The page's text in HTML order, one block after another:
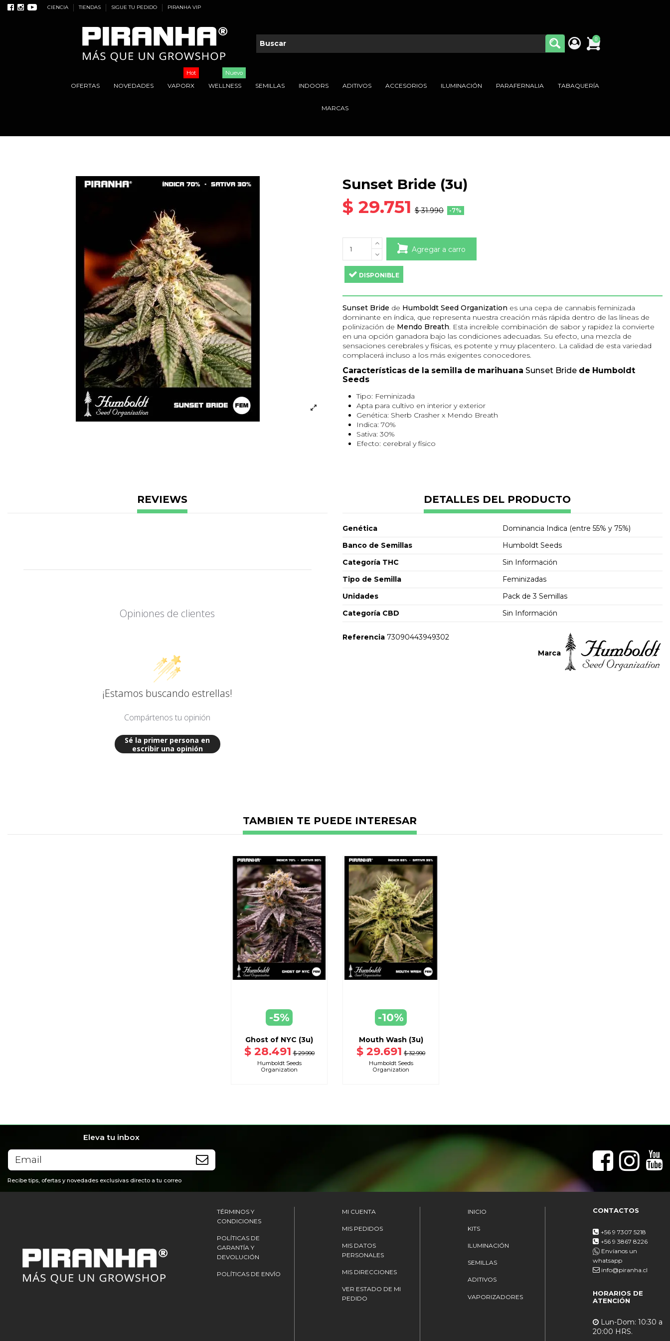
CIENCIA TIENDAS SIGUE TU PEDIDO PIRANHA VIP
0
OFERTAS NOVEDADES VAPORX
Hot
WELLNESS
Nuevo
SEMILLAS INDOORS ADITIVOS ACCESORIOS ILUMINACIÓN PARAFERNALIA TABAQUERÍA
MARCAS
Sunset Bride (3u)
$ 29.751 $ 31.990 -7%
Agregar a carro
DISPONIBLE
Sunset Bride de Humboldt Seed Organization es una cepa de cannabis feminizada
dominante en índica, que representa nuestra creación más rápida dentro de las líneas de
polinización de Mendo Breath. Esta increíble combinación de sabor y rapidez la convierte
en una opción ganadora bajo las condiciones adecuadas. Su efecto, una mezcla de
sensaciones cerebrales y físicas, es potente y muy placentero. La calidad de esta variedad
complacerá incluso a los más exigentes conocedores.
Características de la semilla de marihuana Sunset Bride de Humboldt
Seeds
Tipo: Feminizada
Apta para cultivo en interior y exterior
Genética: Sherb Crasher x Mendo Breath
Indica: 70%
Sativa: 30%
Efecto: cerebral y físico
REVIEWS
Opiniones de clientes
¡Estamos buscando estrellas!
Compártenos tu opinión
Sé la primer persona en
escribir una opinión
DETALLES DEL PRODUCTO
Genética
Dominancia Indica (entre 55% y 75%)
Banco de Semillas
Humboldt Seeds
Categoría THC
Sin Información
Tipo de Semilla
Feminizadas
Unidades
Pack de 3 Semillas
Categoría CBD
Sin Información
Marca
Referencia 73090443949302
TAMBIEN TE PUEDE INTERESAR
-5%
AGREGAR
A CARRO
Ghost of NYC (3u)
$ 28.491 $ 29.990
Humboldt Seeds
Organization
-10%
AGREGAR
A CARRO
Mouth Wash (3u)
$ 29.691 $ 32.990
Humboldt Seeds
Organization
Eleva tu inbox
Recibe tips, ofertas y novedades exclusivas directo a tu correo
TÉRMINOS Y
CONDICIONES
POLÍTICAS DE
GARANTÍA Y
DEVOLUCIÓN
POLÍTICAS DE ENVÍO
MI CUENTA
MIS PEDIDOS
MIS DATOS
PERSONALES
MIS DIRECCIONES
VER ESTADO DE MI
PEDIDO
INICIO
KITS
ILUMINACIÓN
SEMILLAS
ADITIVOS
VAPORIZADORES
CONTACTOS
+56 9 7307 5218
+56 9 3867 8226
Envíanos un
whatsapp
info@piranha.cl
HORARIOS DE
ATENCIÓN
Lun-Dom: 10:30 a
20:00 HRS.